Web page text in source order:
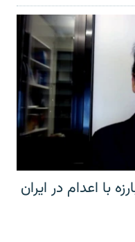
با اعدام در ایران